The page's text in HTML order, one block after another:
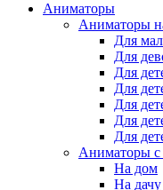
Аниматоры
Аниматоры
Для
Для
Для
Для
Для
Для
Для
Аниматоры с
На дом
На дачу